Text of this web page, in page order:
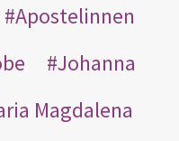
Apostelinnen
Johanna
Magdalena